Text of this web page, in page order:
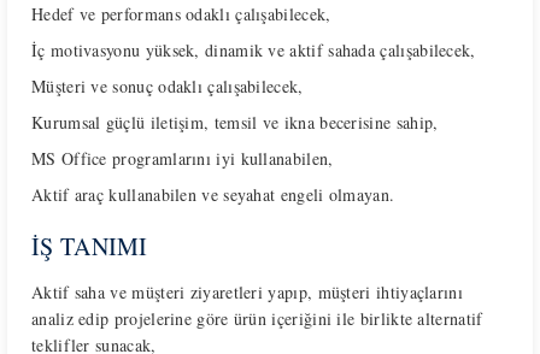
Hedef ve performans odaklı çalışabilecek,
İç motivasyonu yüksek, dinamik ve aktif sahada çalışabilecek,
Müşteri ve sonuç odaklı çalışabilecek,
Kurumsal güçlü iletişim, temsil ve ikna becerisine sahip,
MS Office programlarını iyi kullanabilen,
Aktif araç kullanabilen ve seyahat engeli olmayan.
İŞ TANIMI
Aktif saha ve müşteri ziyaretleri yapıp, müşteri ihtiyaçlarını
analiz edip projelerine göre ürün içeriğini ile birlikte alternatif
teklifler sunacak,